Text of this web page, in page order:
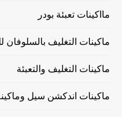
مااكينات تعبئة بودر
ماكينات التغليف بالسلوفان
ماكينات التغليف والتعبئة
ماكينات اندكشن سيل